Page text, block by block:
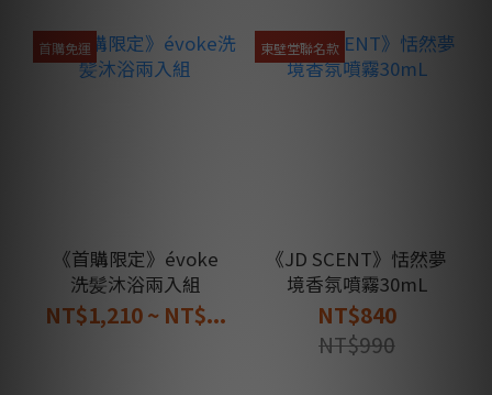
首購免運
《首購限定》évoke
洗髪沐浴兩入組
NT$1,210 ~ NT$...
東壁堂聯名款
《JD SCENT》恬然夢
境香氛噴霧30mL
NT$840
NT$990